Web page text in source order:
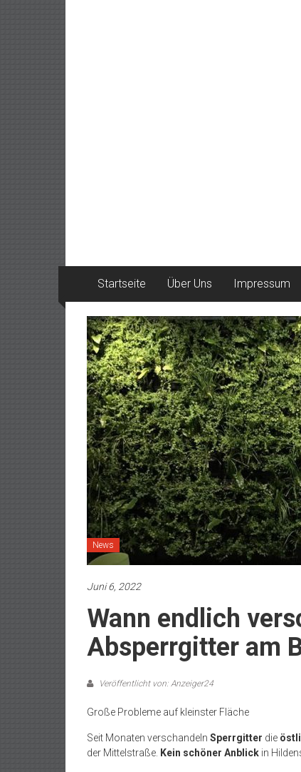
Startseite Über Uns Impressum
News
Juni 6, 2022
Wann endlich
Absperrgitter am
Veröffentlicht von: Anzeiger24
Große Probleme auf kleinster Fläche
Seit Monaten verschandeln Sperrgitter die
der Mittelstraße. Kein schöner Anblick in